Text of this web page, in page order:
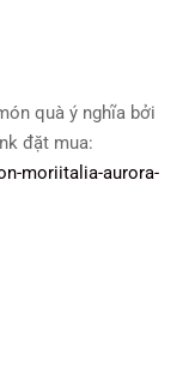
quà ý nghĩa bởi
đặt mua:
moriitalia-aurora-